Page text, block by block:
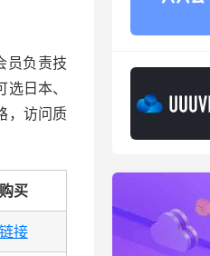
员负责技
日本、
，访问质
购买
链接